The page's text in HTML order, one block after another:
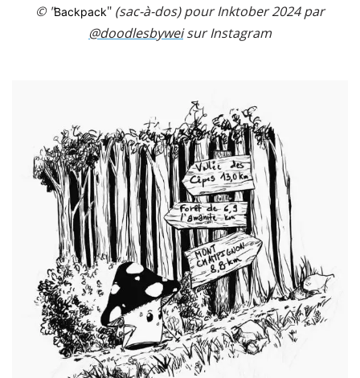
© "Backpack" (sac-à-dos) pour Inktober 2024 par
@doodlesbyweisur Instagram